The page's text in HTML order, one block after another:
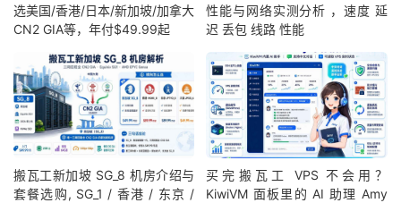
选美国/香港/日本/新加坡/加拿大
CN2 GIA等，年付$49.99起
性能与网络实测分析 ，速度 延
迟 丢包 线路 性能
搬瓦工新加坡 SG_8 机房介绍与
套餐选购, SG_1 / 香港 / 东京 /
买完搬瓦工 VPS 不会用？
KiwiVM 面板里的 AI 助理 Amy